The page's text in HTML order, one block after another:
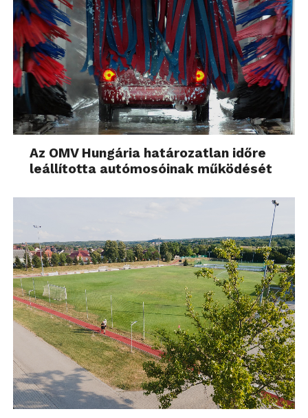
Az OMV Hungária határozatlan időre
leállította autómosóinak működését